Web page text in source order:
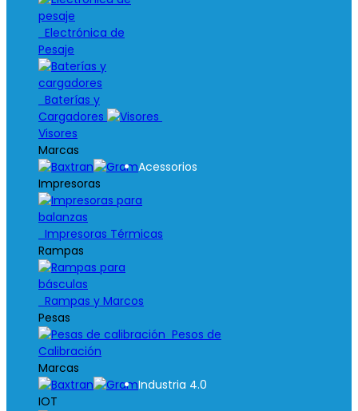
Electrónica de
Pesaje
Baterías y
Cargadores
Visores
Marcas
Acessorios
Impresoras
Impresoras Térmicas
Rampas
Rampas y Marcos
Pesas
Pesos de
Calibración
Marcas
Industria 4.0
IOT